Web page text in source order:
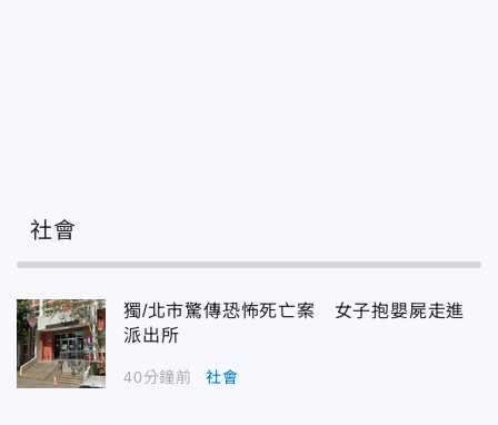
社會
獨/北市驚傳恐怖死亡案 女子抱嬰屍走進
派出所
40分鐘前 社會